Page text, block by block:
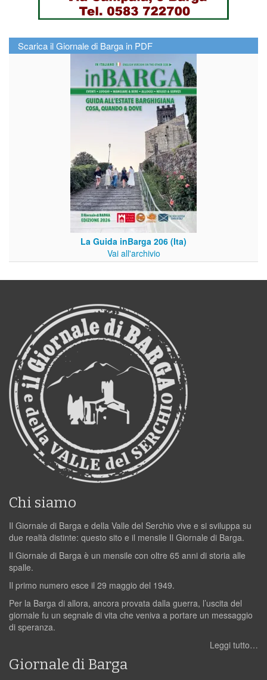
Scarica il Giornale di Barga in PDF
La Guida inBarga 206 (Ita)
Vai all'archivio
Chi siamo
Il Giornale di Barga e della Valle del Serchio vive e si sviluppa su
due realtà distinte: questo sito e il mensile Il Giornale di Barga.
Il Giornale di Barga è un mensile con oltre 65 anni di storia alle
spalle.
Il primo numero esce il 29 maggio del 1949.
Per la Barga di allora, ancora provata dalla guerra, l’uscita del
giornale fu un segnale di vita che veniva a portare un messaggio
di speranza.
Leggi tutto…
Giornale di Barga